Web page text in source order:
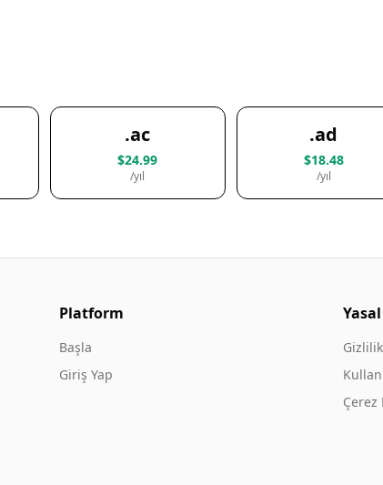
.ac
$24.99
/yıl
.ad
$18.48
/yıl
Platform
Başla
Giriş Yap
Yasal
Çerez